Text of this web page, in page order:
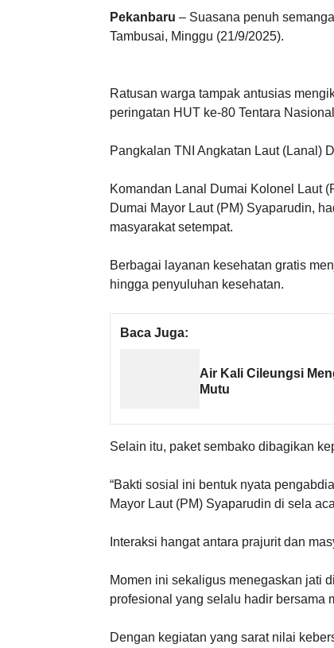
Pekanbaru – Suasana penuh
Tambusai, Minggu (21/9/2025).
Ratusan warga tampak antusias
peringatan HUT ke-80 Tentara
Pangkalan TNI Angkatan Laut (Lanal)
Komandan Lanal Dumai Kolonel Laut
Dumai Mayor Laut (PM) Syaparudin,
masyarakat setempat.
Berbagai layanan kesehatan gratis
hingga penyuluhan kesehatan.
Baca Juga:
Air Kali Cileungsi
Mutu
Selain itu, paket sembako dibagikan
“Bakti sosial ini bentuk nyata
Mayor Laut (PM) Syaparudin di sela
Interaksi hangat antara prajurit dan
Momen ini sekaligus menegaskan jati
profesional yang selalu hadir bersama
Dengan kegiatan yang sarat nilai